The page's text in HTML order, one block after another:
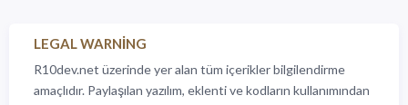
LEGAL WARNING
R10dev.net üzerinde yer alan tüm içerikler bilgilendirme
amaçlıdır. Paylaşılan yazılım, eklenti ve kodların kullanımından